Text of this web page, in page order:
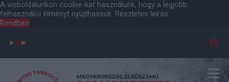
A weboldalunkon cookie-kat használunk, hogy a legjobb
felhasználói élményt nyújthassuk. Részletes leírás
Rendben